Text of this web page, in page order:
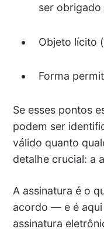
ser obrigado
Objeto lícito
Forma
Se esses pontos
podem ser
válido quanto
detalhe crucial: a
A assinatura é o
acordo — e é aqui
assinatura